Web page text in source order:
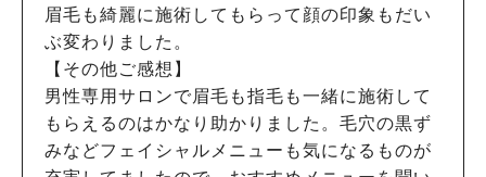
眉毛も綺麗に施術してもらって顔の印象もだい
ぶ変わりました。
【その他ご感想】
男性専用サロンで眉毛も指毛も一緒に施術して
もらえるのはかなり助かりました。毛穴の黒ず
みなどフェイシャルメニューも気になるものが